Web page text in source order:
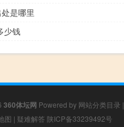
是哪里
少钱
360体坛网 Powered by 网站分类目录 |
图 | 疑难解答 陕ICP备33239492号